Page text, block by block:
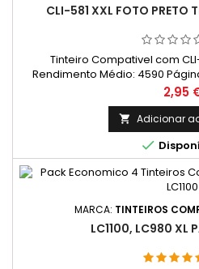
CLI-581 XXL FOTO PRETO
Tinteiro Compativel com
Rendimento Médio: 4590
norma ISO/IEC 24711 e
varia consideravelmente
páginas impressas e
Preço
2,95
 Adicionar

MARCA: TINTEIROS
LC1100, LC980 XL